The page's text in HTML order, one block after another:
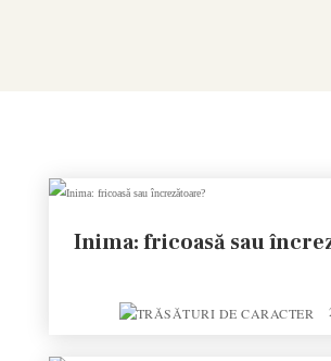
Inima: fricoasă sau